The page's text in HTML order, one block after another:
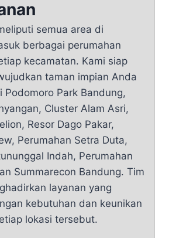
semua area di
berbagai perumahan
kecamatan. Kami siap
taman impian Anda
Podomoro Park Bandung,
Cluster Alam Asri,
Resor Dago Pakar,
Perumahan Setra Duta,
Indah, Perumahan
Summarecon Bandung. Tim
layanan yang
kebutuhan dan keunikan
lokasi tersebut.